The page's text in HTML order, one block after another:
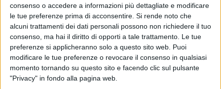
consenso o accedere a informazioni più dettagliate e modificare
le tue preferenze prima di acconsentire. Si rende noto che
alcuni trattamenti dei dati personali possono non richiedere il tuo
consenso, ma hai il diritto di opporti a tale trattamento. Le tue
preferenze si applicheranno solo a questo sito web. Puoi
modificare le tue preferenze o revocare il consenso in qualsiasi
momento tornando su questo sito e facendo clic sul pulsante
"Privacy" in fondo alla pagina web.
Fra trasferimento d’azienda e
cambio-appalto: dal
Tribunale di Milano la
bussola agli operatori della
logistica